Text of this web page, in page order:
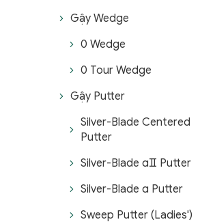
Gậy Wedge
0 Wedge
0 Tour Wedge
Gậy Putter
Silver-Blade Centered
Putter
Silver-Blade αⅡ Putter
Silver-Blade α Putter
Sweep Putter (Ladies')